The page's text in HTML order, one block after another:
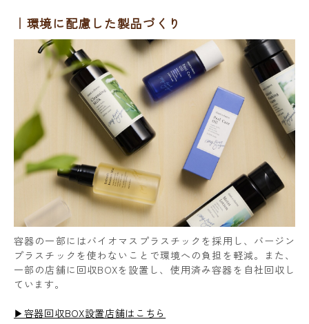
環境に配慮した製品づくり
容器の一部にはバイオマスプラスチックを採用し、バージン
プラスチックを使わないことで環境への負担を軽減。また、
一部の店舗に回収BOXを設置し、使用済み容器を自社回収し
ています。
▶容器回収BOX設置店舗はこちら